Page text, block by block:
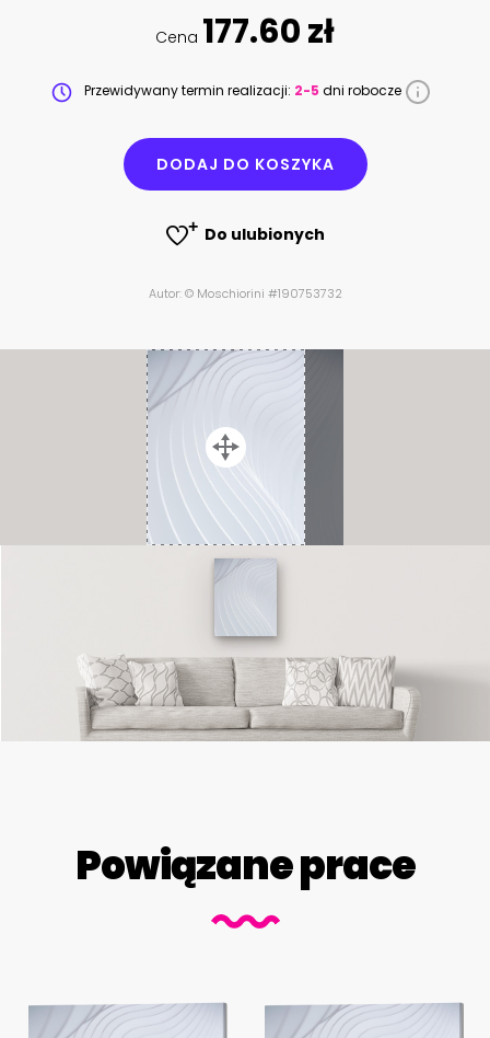
Cena 177.60 zł
Przewidywany termin realizacji: 2-5 dni robocze
DODAJ DO KOSZYKA
Do ulubionych
Autor: © Moschiorini #190753732
Powiązane prace